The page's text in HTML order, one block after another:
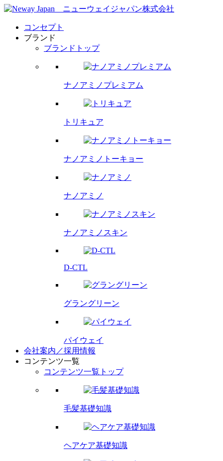
コンセプト
ブランド
ブランドトップ
ナノアミノプレミアム
トリキュア
ナノアミノトーキョー
ナノアミノ
ナノアミノスキン
D-CTL
グラングリーン
パイウェイ
会社案内／採用情報
コンテンツ一覧
コンテンツ一覧トップ
毛髪基礎知識
ヘアケア基礎知識